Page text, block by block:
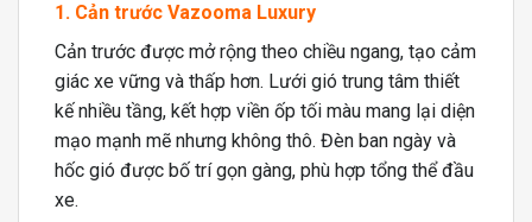
1. Cản trước Vazooma Luxury
Cản trước được mở rộng theo chiều ngang, tạo cảm
giác xe vững và thấp hơn. Lưới gió trung tâm thiết
kế nhiều tầng, kết hợp viền ốp tối màu mang lại diện
mạo mạnh mẽ nhưng không thô. Đèn ban ngày và
hốc gió được bố trí gọn gàng, phù hợp tổng thể đầu
xe.